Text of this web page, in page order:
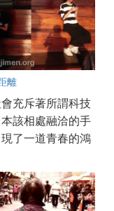
離
充斥著所謂科技
該相處融洽的手
了一道青春的鴻